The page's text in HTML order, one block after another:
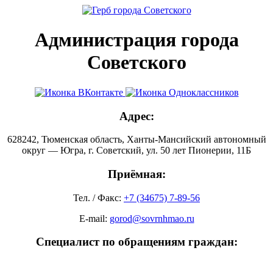
Администрация города
Советского
Адрес:
628242, Тюменская область, Ханты-Мансийский автономный
округ — Югра, г. Советский, ул. 50 лет Пионерии, 11Б
Приёмная:
Тел. / Факс: +7 (34675) 7-89-56
E-mail: gorod@sovrnhmao.ru
Специалист по обращениям граждан: